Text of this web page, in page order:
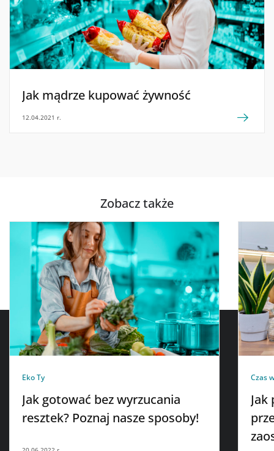
Jak mądrze kupować żywność
12.04.2021 r.
Zobacz także
Eko Ty
Jak gotować bez wyrzucania
resztek? Poznaj nasze sposoby!
Czas
Jak